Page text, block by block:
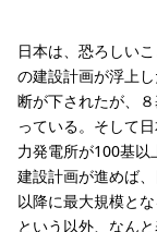
日本は、恐ろしい
の建設計画が浮上
断が下されたが、
っている。そして
力発電所が100基以
建設計画が進めば
以降に最大規模と
という以外、なん